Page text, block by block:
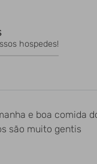
hospedes!
e boa comida
são muito gentis